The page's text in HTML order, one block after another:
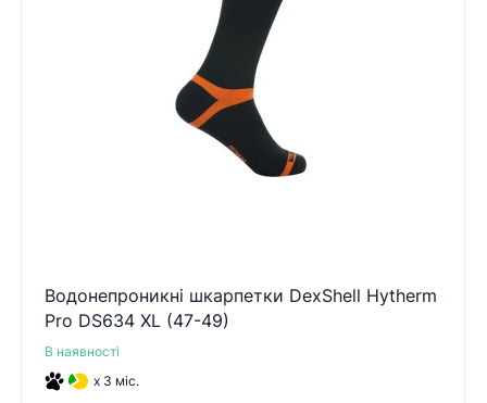
Водонепроникні шкарпетки DexShell Hytherm
Pro DS634 XL (47-49)
В наявності
x 3 міс.